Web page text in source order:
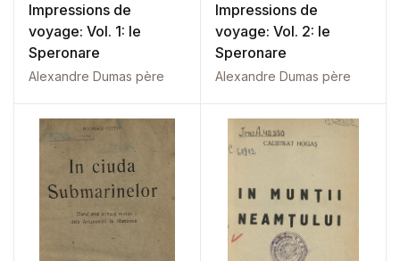
Impressions de
voyage: Vol. 1: le
Speronare
Alexandre Dumas père
Impressions de
voyage: Vol. 2: le
Speronare
Alexandre Dumas père